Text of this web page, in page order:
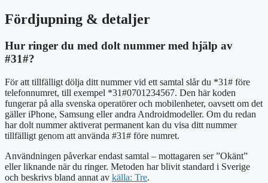
Fördjupning & detaljer
Hur ringer du med dolt nummer med hjälp av
#31#?
För att tillfälligt dölja ditt nummer vid ett samtal slår du *31# före
telefonnumret, till exempel *31#0701234567. Den här koden
fungerar på alla svenska operatörer och mobilenheter, oavsett om det
gäller iPhone, Samsung eller andra Androidmodeller. Om du redan
har dolt nummer aktiverat permanent kan du visa ditt nummer
tillfälligt genom att använda #31# före numret.
Användningen påverkar endast samtal – mottagaren ser ”Okänt”
eller liknande när du ringer. Metoden har blivit standard i Sverige
och beskrivs bland annat av källa: Tre.